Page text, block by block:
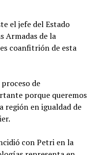
el jefe del Estado
Armadas de la
coanfitrión de esta
de
porque queremos
en igualdad de
con Petri en la